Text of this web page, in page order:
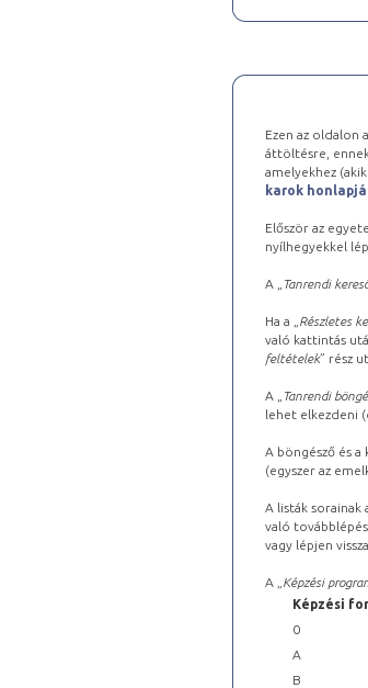
Ezen az oldalon
áttöltésre,
amelyekhez
karok
Először az
nyílhegyekkel
A „ Tanrendi
Ha a „ Részletes
való kattintás
feltételek” rész
A „ Tanrendi
lehet elkezdeni
A böngésző és
(egyszer az
A listák
való
vagy lépjen
A „ Képzési
Képzési
0
A
B